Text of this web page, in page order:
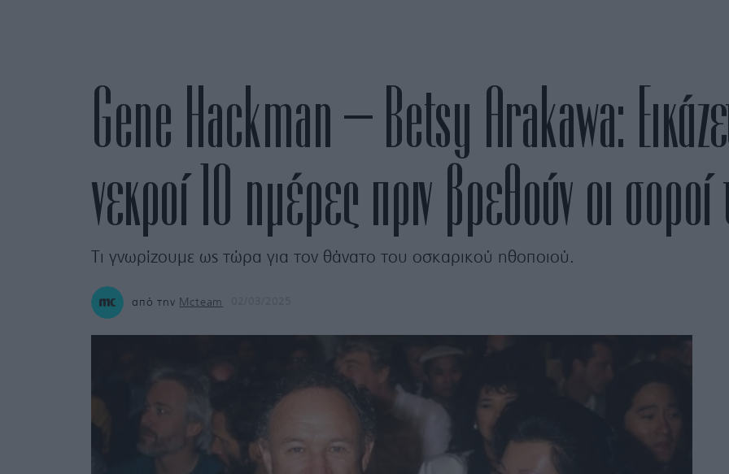
Gene Hackman – Betsy Arakawa:
νεκροί 10 ημέρες πριν βρεθούν οι σοροί
Τι γνωρίζουμε ως τώρα για τον θάνατο του οσκαρικού ηθοποιού.
από την Mcteam